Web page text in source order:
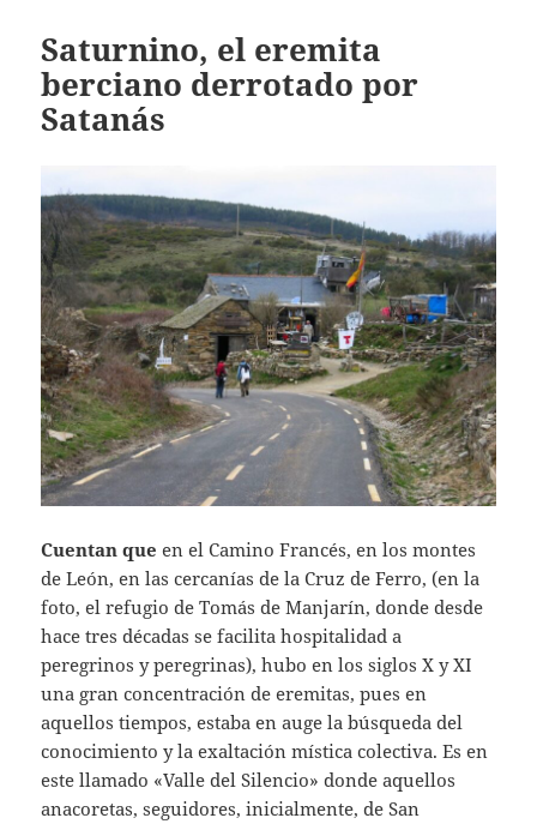
Saturnino, el eremita
berciano derrotado por
Satanás
Cuentan que en el Camino Francés, en los montes
de León, en las cercanías de la Cruz de Ferro, (en la
foto, el refugio de Tomás de Manjarín, donde desde
hace tres décadas se facilita hospitalidad a
peregrinos y peregrinas), hubo en los siglos X y XI
una gran concentración de eremitas, pues en
aquellos tiempos, estaba en auge la búsqueda del
conocimiento y la exaltación mística colectiva. Es en
este llamado «Valle del Silencio» donde aquellos
anacoretas, seguidores, inicialmente, de San